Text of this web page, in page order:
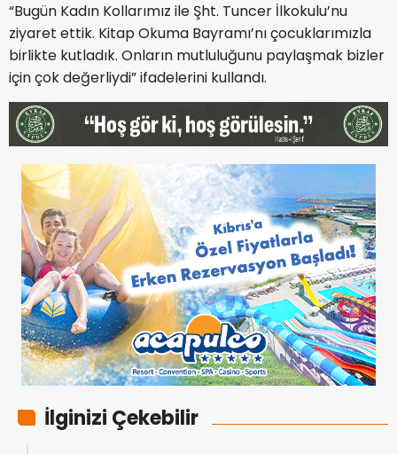
“Bugün Kadın Kollarımız ile Şht. Tuncer İlkokulu’nu
ziyaret ettik. Kitap Okuma Bayramı’nı çocuklarımızla
birlikte kutladık. Onların mutluluğunu paylaşmak bizler
için çok değerliydi” ifadelerini kullandı.
İlginizi Çekebilir